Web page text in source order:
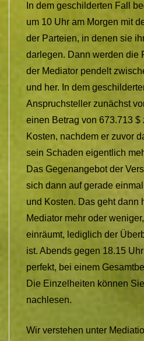
In dem geschilderten Fall
um 10 Uhr am Morgen mit
der Parteien, in denen sie
darlegen. Dann werden die
der Mediator pendelt
und her. In dem
Anspruchsteller zunächst
einen Betrag von 673.713 $
Kosten, nachdem er zuvor
sein Schaden eigentlich
Das Gegenangebot der
sich dann auf gerade
und Kosten. Das geht dann
Mediator mehr oder
einräumt, lediglich der
ist. Abends gegen 18.15
perfekt, bei einem
Die Einzelheiten können
nachlesen.
Wir verstehen unter